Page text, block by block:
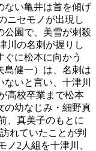
ない亀井は首を傾げ
ニセモノが出現し
公園で、美雪が刺殺
川の名刺が握りし
に松本に向かう
島健一）は、名刺は
いと言い、十津川
高校卒業まで松本
の幼なじみ・細野真
、真美子のもとに
れていたことが判
ノ2人組を十津川、